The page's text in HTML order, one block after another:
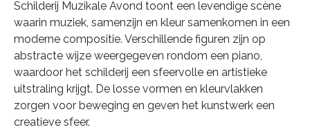
Schilderij Muzikale Avond toont een levendige scène
waarin muziek, samenzijn en kleur samenkomen in een
moderne compositie. Verschillende figuren zijn op
abstracte wijze weergegeven rondom een piano,
waardoor het schilderij een sfeervolle en artistieke
uitstraling krijgt. De losse vormen en kleurvlakken
zorgen voor beweging en geven het kunstwerk een
creatieve sfeer.